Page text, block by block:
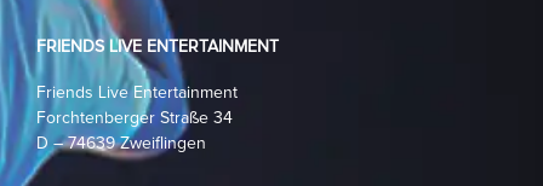
FRIENDS LIVE ENTERTAINMENT
Friends Live Entertainment
Forchtenberger Straße 34
D – 74639 Zweiflingen